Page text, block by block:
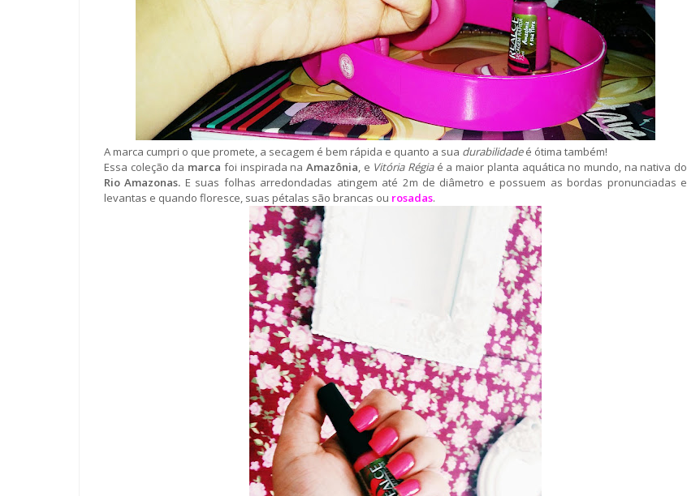
A marca cumpri o que promete, a secagem é bem rápida e quanto a sua durabilidadeé ótima também!
Essa coleção da marca foi inspirada na Amazônia, e Vitória Régiaé a maior planta aquática no mundo, na nativa do
Rio Amazonas. E suas folhas arredondadas atingem até 2m de diâmetro e possuem as bordas pronunciadas e
levantas e quando floresce, suas pétalas são brancas ou rosadas.